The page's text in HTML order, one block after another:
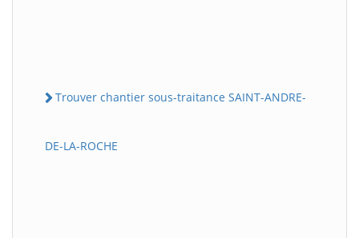
Trouver chantier sous-traitance SAINT-ANDRE-
DE-LA-ROCHE